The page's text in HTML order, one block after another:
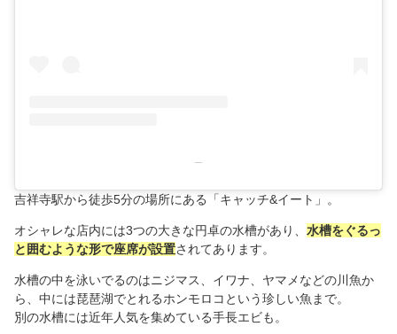
–
吉祥寺駅から徒歩5分の場所にある「キャッチ&イート」。
オシャレな店内には3つの大きな円卓の水槽があり、 水槽をぐるっ
と囲むような形で座席が設置されてあります。
水槽の中を泳いでるのはニジマス、イワナ、ヤマメなどの川魚か
ら、中には琵琶湖でとれるホンモロコという珍しい魚まで。
別の水槽には近年人気を集めている手長エビも。